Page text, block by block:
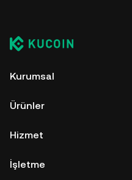
Kurumsal
Ürünler
Hizmet
İşletme